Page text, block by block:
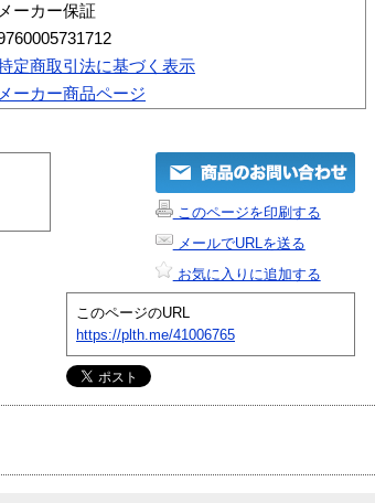
メーカー保証
定商取引法に基づく表示
メーカー商品ページ
このページを印刷する
メールでURLを送る
お気に入りに追加する
このページのURL
https://plth.me/41006765